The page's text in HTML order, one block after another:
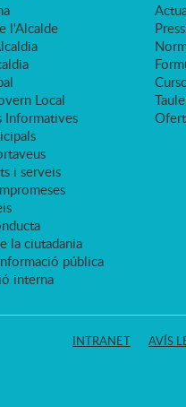
l'Alcalde
Local
Informatives
i serveis
la ciutadania
pública
interna
INTRANET AVÍS